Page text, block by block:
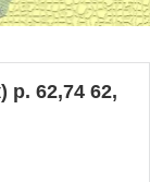
р. 62,74 62,